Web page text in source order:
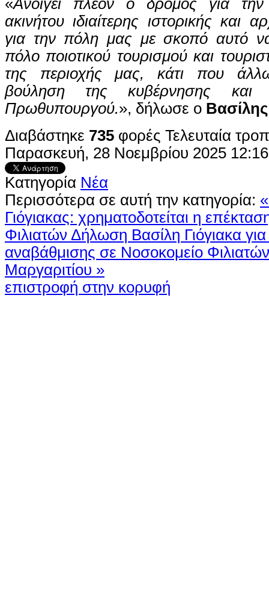
«Ανοίγει πλέον ο δρόμος για την
ακινήτου ιδιαίτερης ιστορικής και
για την πόλη μας με σκοπό αυτό
πόλο ποιοτικού τουρισμού και
της περιοχής μας, κάτι που
βούληση της κυβέρνησης και
Πρωθυπουργού.», δήλωσε ο
Διαβάστηκε 735 φορές Τελευταία
Παρασκευή, 28 Νοεμβρίου 2025 12:16
Κατηγορία Νέα
Περισσότερα σε αυτή την κατηγορία:
Γιόγιακας: χρηματοδοτείται η
Φιλιατών Δήλωση Βασίλη Γιόγιακα
αναβάθμισης σε Νοσοκομείο
Μαργαριτίου »
επιστροφή στην κορυφή